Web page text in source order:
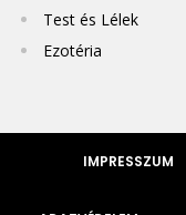
Test és Lélek
Ezotéria
IMPRESSZUM